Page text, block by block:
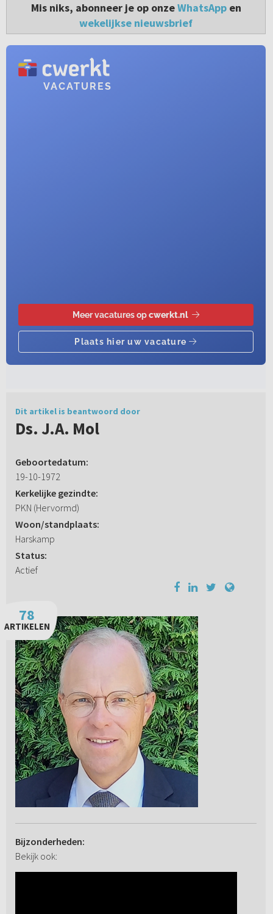
Mis niks, abonneer je op onzeWhatsAppen
wekelijkse nieuwsbrief
Dit artikel is beantwoord door
Ds. J.A. Mol
Geboortedatum:
19-10-1972
Kerkelijke gezindte:
PKN (Hervormd)
Woon/standplaats:
Harskamp
Status:
Actief
78
ARTIKELEN
Bijzonderheden:
Bekijk ook: